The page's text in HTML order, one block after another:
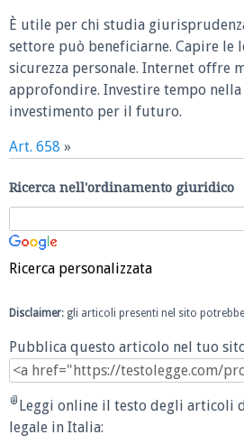
È utile per chi studia
settore può beneficiarne. Capire le
sicurezza personale. Internet offre
approfondire. Investire tempo
investimento per il futuro.
Art. 658 »
Ricerca nell'ordinamento giuridico
Ricerca personalizzata
Disclaimer: gli articoli presenti nel sito
Pubblica questo articolo nel tuo
Leggi online il testo degli articoli
legale in Italia: